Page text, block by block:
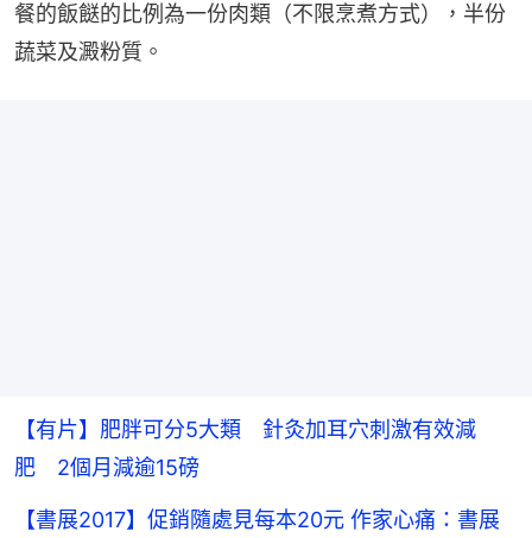
餐的飯餸的比例為一份肉類（不限烹煮方式），半份
蔬菜及澱粉質。
【有片】肥胖可分5大類 針灸加耳穴刺激有效減
肥 2個月減逾15磅
【書展2017】促銷隨處見每本20元 作家心痛：書展